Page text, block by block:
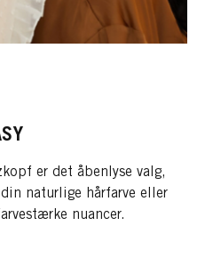
er det åbenlyse valg,
naturlige hårfarve eller
nuancer.